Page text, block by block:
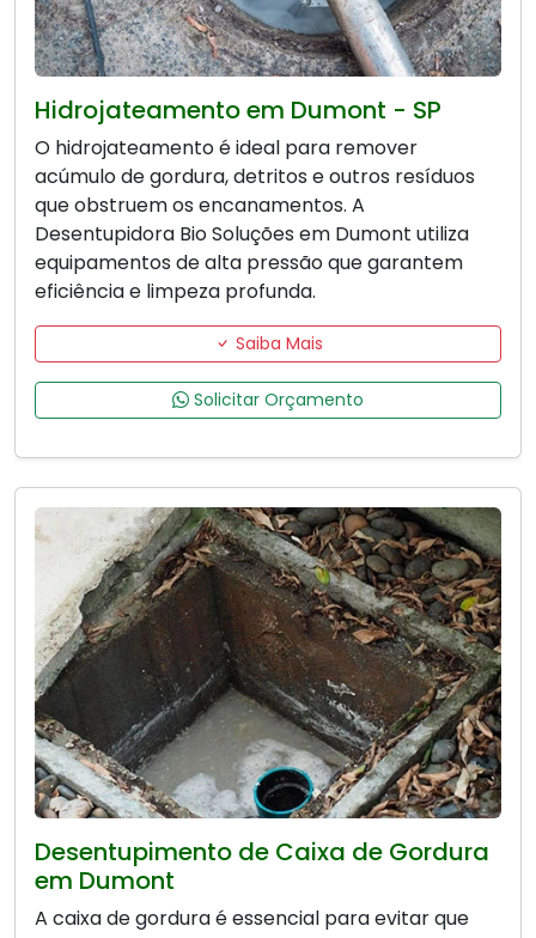
Hidrojateamento em Dumont - SP
O hidrojateamento é ideal para remover
acúmulo de gordura, detritos e outros resíduos
que obstruem os encanamentos. A
Desentupidora Bio Soluções em Dumont utiliza
equipamentos de alta pressão que garantem
eficiência e limpeza profunda.
Saiba Mais
Solicitar Orçamento
Desentupimento de Caixa de Gordura
em Dumont
A caixa de gordura é essencial para evitar que